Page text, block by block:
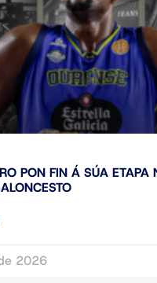
PON FIN Á SÚA ETAPA
2026